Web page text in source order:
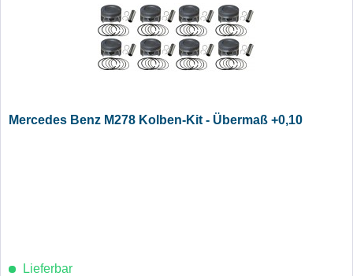
Mercedes Benz M278 Kolben-Kit - Übermaß +0,10
Lieferbar